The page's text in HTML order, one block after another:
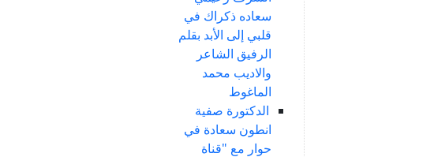
سعاده ذكراك في
قلبي إلى الأبد بقلم
الرفيق الشاعر
والاديب محمد
الماغوط
الدكتورة صفية
انطون سعادة في
حوار مع "قناة